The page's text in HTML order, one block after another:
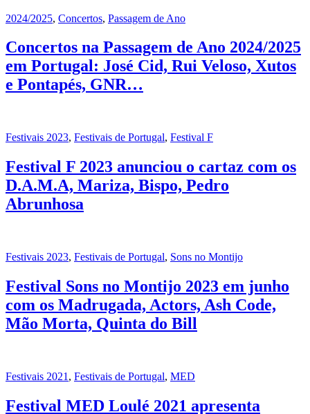
2024/2025, Concertos, Passagem de Ano
Concertos na Passagem de Ano 2024/2025
em Portugal: José Cid, Rui Veloso, Xutos
e Pontapés, GNR…
Festivais 2023, Festivais de Portugal, Festival F
Festival F 2023 anunciou o cartaz com os
D.A.M.A, Mariza, Bispo, Pedro
Abrunhosa
Festivais 2023, Festivais de Portugal, Sons no Montijo
Festival Sons no Montijo 2023 em junho
com os Madrugada, Actors, Ash Code,
Mão Morta, Quinta do Bill
Festivais 2021 , Festivais de Portugal, MED
Festival MED Loulé 2021 apresenta